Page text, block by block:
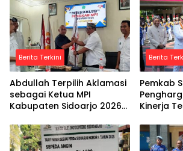
Berita Terkini
Abdullah Terpilih Aklamasi
sebagai Ketua MPI
Kabupaten Sidoarjo 2026–
Berita
Pemkab
Kinerja